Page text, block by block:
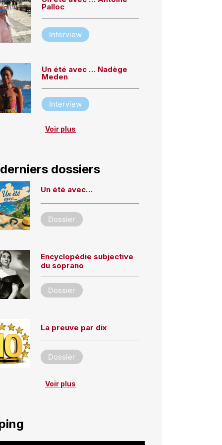
Palloc
Interview
Un été avec … Nadège
Meden
Interview
Voir plus
dossiers
Un été avec…
Dossier
Encyclopédie subjective
du soprano
Dossier
La preuve par dix
Dossier
Voir plus